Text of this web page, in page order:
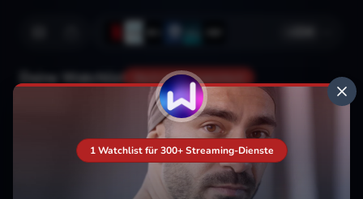
Deine Watchlist Noch nicht gespeichert
Hinzufügen
1 Watchlist für 300+ Streaming-Dienste